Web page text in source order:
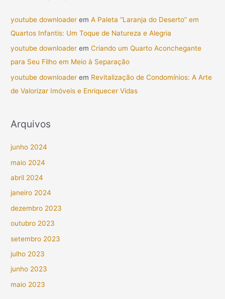
youtube downloader emA Paleta “Laranja do Deserto” em
Quartos Infantis: Um Toque de Natureza e Alegria
youtube downloader emCriando um Quarto Aconchegante
para Seu Filho em Meio à Separação
youtube downloader em Revitalização de Condomínios: A Arte
de Valorizar Imóveis e Enriquecer Vidas
Arquivos
junho 2024
maio 2024
abril 2024
janeiro 2024
dezembro 2023
outubro 2023
setembro 2023
julho 2023
junho 2023
maio 2023